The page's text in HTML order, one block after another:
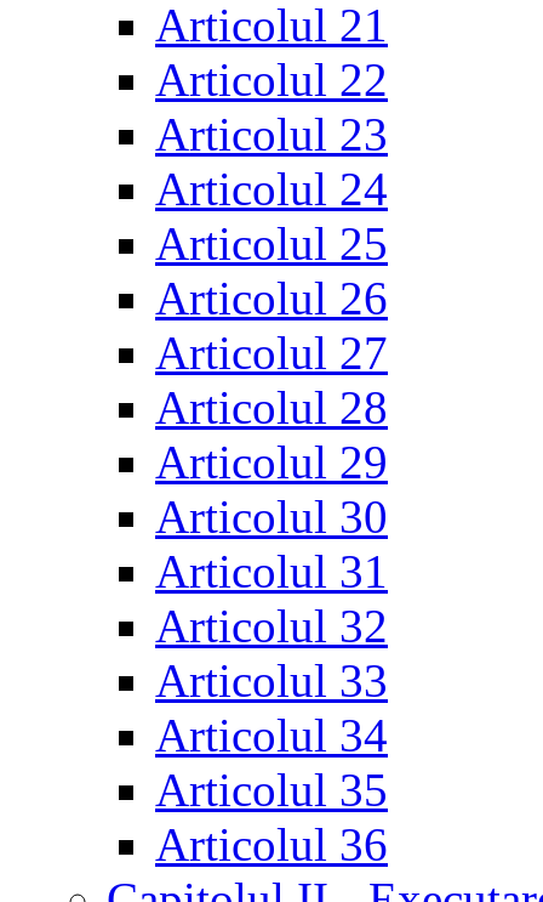
Articolul 21
Articolul 22
Articolul 23
Articolul 24
Articolul 25
Articolul 26
Articolul 27
Articolul 28
Articolul 29
Articolul 30
Articolul 31
Articolul 32
Articolul 33
Articolul 34
Articolul 35
Articolul 36